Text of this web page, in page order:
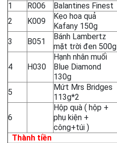
1
R006 Balantines Finest
2
K009
Kẹo hoa quả
Kafany 150g
3 B051
Bánh Lambertz
mặt trời đen 500g
4 H030
Hạnh nhân muối
Blue Diamond
130g
5
Mứt Mrs Bridges
113g*2
6
Hộp quà ( hộp +
phụ kiện +
công+túi )
Thành tiền